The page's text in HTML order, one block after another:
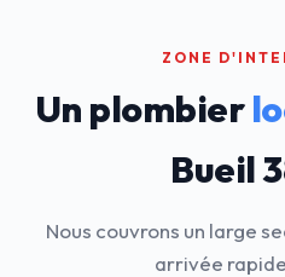
ZONE
Un plombier
Bueil
Nous couvrons un large
arrivée